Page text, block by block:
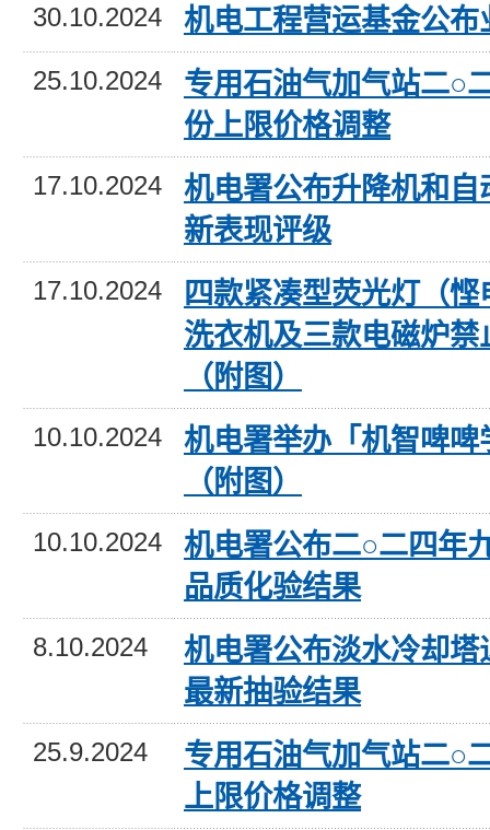
30.10.2024 机电工程营运基金公布
25.10.2024
专用石油气加气站二○
份上限价格调整
17.10.2024
机电署公布升降机和自
新表现评级
17.10.2024
四款紧凑型荧光灯（
洗衣机及三款电磁炉禁
（附图）
10.10.2024
机电署举办「机智啤啤
（附图）
10.10.2024
机电署公布二○二四年
品质化验结果
8.10.2024
机电署公布淡水冷却塔
最新抽验结果
25.9.2024
专用石油气加气站二○
上限价格调整